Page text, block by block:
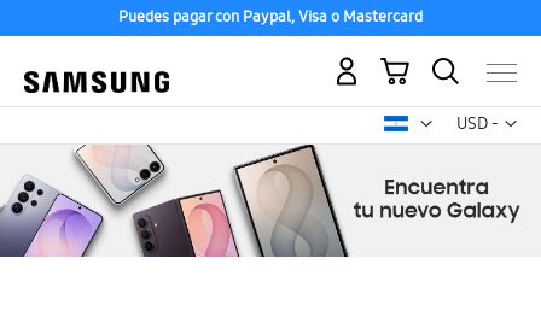
Puedes pagar con Paypal, Visa o Mastercard
USD -
dólar
Mi carrito